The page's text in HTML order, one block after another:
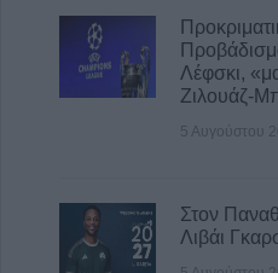
μαθητικά δρομολόγια
σχολείων, που
Θεσσαλία"
5 Αυγούστου 2026, 11:22
Λέφσκι,
Ζιλουάζ-
5 Αυγούστου
Στον
Λιβάι